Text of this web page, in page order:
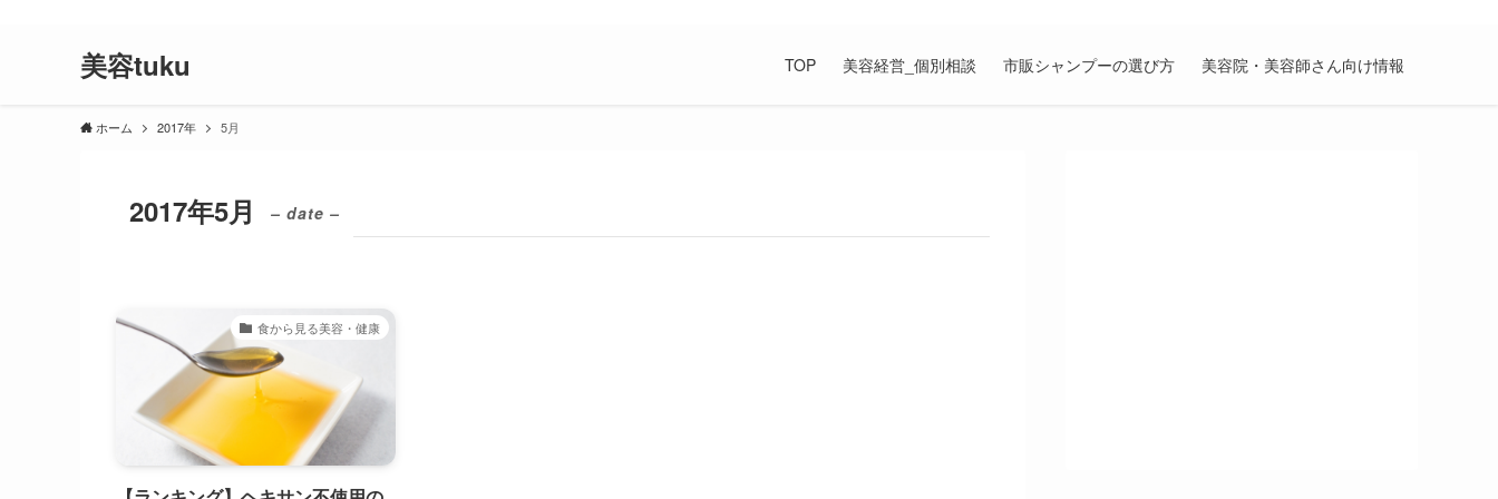
美容tuku TOP 美容経営_個別相談 市販シャンプーの選び方 美容院・美容師さん向け情報
ホーム 2017年 5月
2017年5月 – date –
食から見る美容・健康